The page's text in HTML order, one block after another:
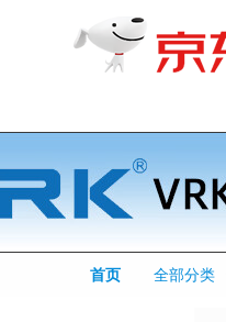
首页 全部分类